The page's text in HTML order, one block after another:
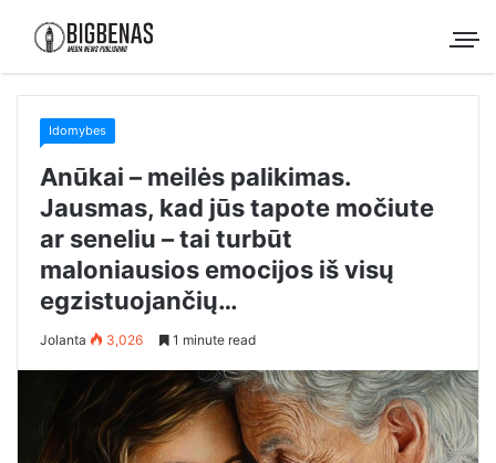
Idomybes
Anūkai – meilės palikimas.
Jausmas, kad jūs tapote močiute
ar seneliu – tai turbūt
maloniausios emocijos iš visų
egzistuojančių…
Jolanta 3,026 1 minute read